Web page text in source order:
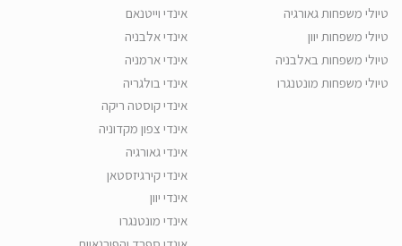
טיולי משפחות גאורגיה
טיולי משפחות יוון
טיולי משפחות באלבניה
טיולי משפחות מונטנגרו
אינדי וייטנאם
אינדי אלבניה
אינדי ארמניה
אינדי בולגריה
אינדי קוסטה ריקה
אינדי צפון מקדוניה
אינדי גאורגיה
אינדי קירגיזסטאן
אינדי יוון
אינדי מונטנגרו